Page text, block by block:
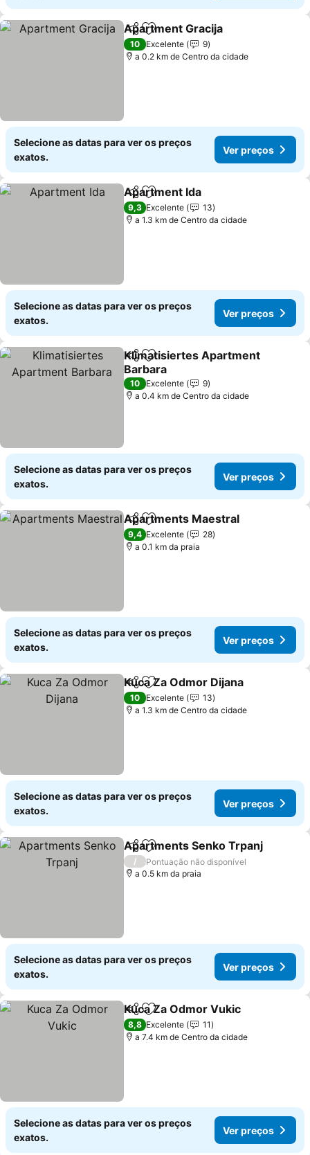
PartilharAdicionar aos favoritos
Apartment Gracija
10 Excelente
9
a 0.2 km de Centro da cidade
Selecione as datas para ver os preços
exatos.
Ver preços
PartilharAdicionar aos favoritos
Apartment Ida
9,3 Excelente
13
a 1.3 km de Centro da cidade
Selecione as datas para ver os preços
exatos.
Ver preços
PartilharAdicionar aos favoritos
Klimatisiertes Apartment
Barbara
10 Excelente
9
a 0.4 km de Centro da cidade
Selecione as datas para ver os preços
exatos.
Ver preços
PartilharAdicionar aos favoritos
Apartments Maestral
9,4 Excelente
28
a 0.1 km da praia
Selecione as datas para ver os preços
exatos.
Ver preços
PartilharAdicionar aos favoritos
Kuca Za Odmor Dijana
10 Excelente
13
a 1.3 km de Centro da cidade
Selecione as datas para ver os preços
exatos.
Ver preços
PartilharAdicionar aos favoritos
Apartments Senko Trpanj
/
Pontuação não disponível
a 0.5 km da praia
Selecione as datas para ver os preços
exatos.
Ver preços
PartilharAdicionar aos favoritos
Kuca Za Odmor Vukic
8,8 Excelente
11
a 7.4 km de Centro da cidade
Selecione as datas para ver os preços
exatos.
Ver preços